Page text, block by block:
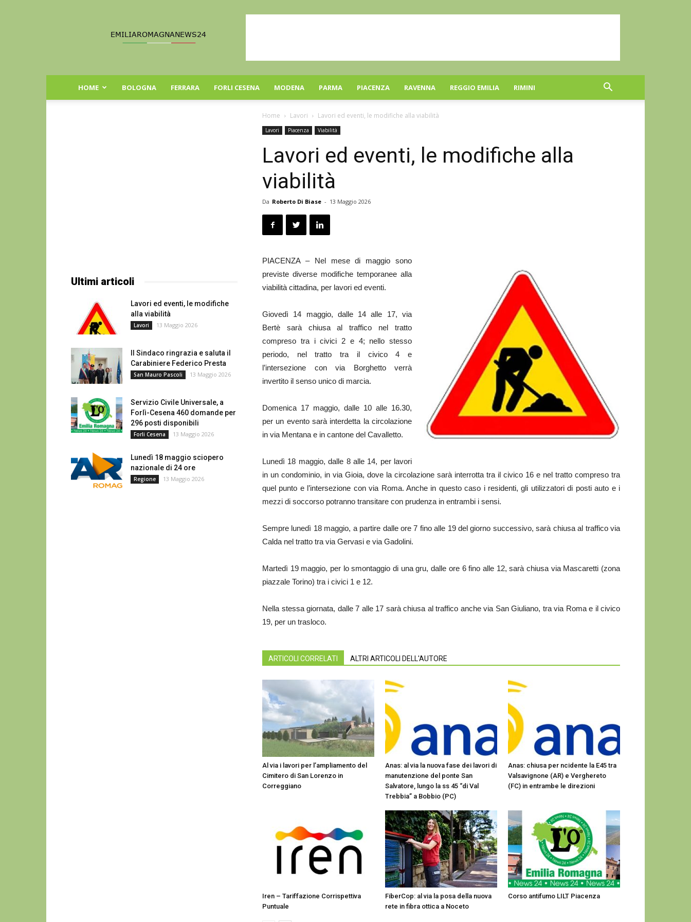
Romagna
HOME BOLOGNA FERRARA FORLI CESENA MODENA PARMA PIACENZA RAVENNA REGGIO EMILIA RIMINI
Home Lavori Lavori ed eventi, le modifiche alla viabilità
Lavori Piacenza Viabilità
Lavori ed eventi, le modifiche alla
viabilità
Da Roberto Di Biase - 13 Maggio 2026
PIACENZA – Nel mese di maggio sono
previste diverse modifiche temporanee alla
viabilità cittadina, per lavori ed eventi.
Giovedì 14 maggio, dalle 14 alle 17, via
Bertè sarà chiusa al traffico nel tratto
compreso tra i civici 2 e 4; nello stesso
periodo, nel tratto tra il civico 4 e
l’intersezione con via Borghetto verrà
invertito il senso unico di marcia.
Domenica 17 maggio, dalle 10 alle 16.30,
per un evento sarà interdetta la circolazione
in via Mentana e in cantone del Cavalletto.
Lunedì 18 maggio, dalle 8 alle 14, per lavori
in un condominio, in via Gioia, dove la circolazione sarà interrotta tra il civico 16 e nel tratto compreso tra
quel punto e l’intersezione con via Roma. Anche in questo caso i residenti, gli utilizzatori di posti auto e i
mezzi di soccorso potranno transitare con prudenza in entrambi i sensi.
Sempre lunedì 18 maggio, a partire dalle ore 7 fino alle 19 del giorno successivo, sarà chiusa al traffico via
Calda nel tratto tra via Gervasi e via Gadolini.
Martedì 19 maggio, per lo smontaggio di una gru, dalle ore 6 fino alle 12, sarà chiusa via Mascaretti (zona
piazzale Torino) tra i civici 1 e 12.
Nella stessa giornata, dalle 7 alle 17 sarà chiusa al traffico anche via San Giuliano, tra via Roma e il civico
19, per un trasloco.
ARTICOLI CORRELATI ALTRI ARTICOLI DELL'AUTORE
Al via i lavori per l’ampliamento del
Cimitero di San Lorenzo in
Correggiano
Anas: al via la nuova fase dei lavori di
manutenzione del ponte San
Salvatore, lungo la ss 45 “di Val
Trebbia” a Bobbio (PC)
Anas: chiusa per ncidente la E45 tra
Valsavignone (AR) e Verghereto
(FC) in entrambe le direzioni
Iren – Tariffazione Corrispettiva
Puntuale
FiberCop: al via la posa della nuova
rete in fibra ottica a Noceto
Corso antifumo LILT Piacenza
Ultimi articoli
Lavori ed eventi, le modifiche
alla viabilità
Lavori 13 Maggio 2026
Il Sindaco ringrazia e saluta il
Carabiniere Federico Presta
San Mauro Pascoli 13 Maggio 2026
Servizio Civile Universale, a
Forlì-Cesena 460 domande per
296 posti disponibili
Forli Cesena 13 Maggio 2026
Lunedì 18 maggio sciopero
nazionale di 24 ore
Regione 13 Maggio 2026